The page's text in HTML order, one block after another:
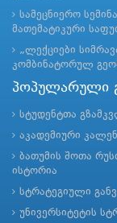
სამეცნიერო
მათემატიკური
„ლექციები
კომბინატორულ
პოპულარული
სტუდენტთა
აკადემიური
ბათუმის შოთა
ისტორია
სტრატეგიული
უნივერსიტეტის